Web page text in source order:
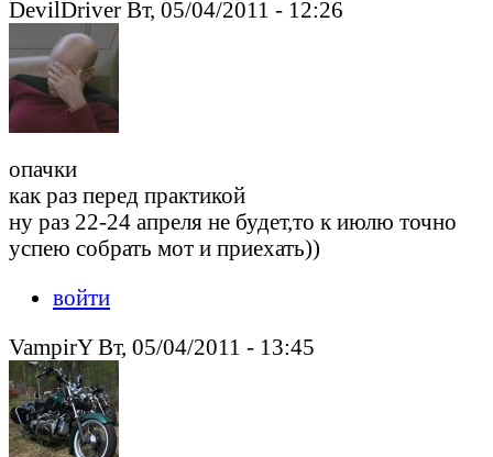
DevilDriver Вт, 05/04/2011 - 12:26
опачки
как раз перед практикой
ну раз 22-24 апреля не будет,то к июлю точно
успею собрать мот и приехать))
войти
VampirY Вт, 05/04/2011 - 13:45